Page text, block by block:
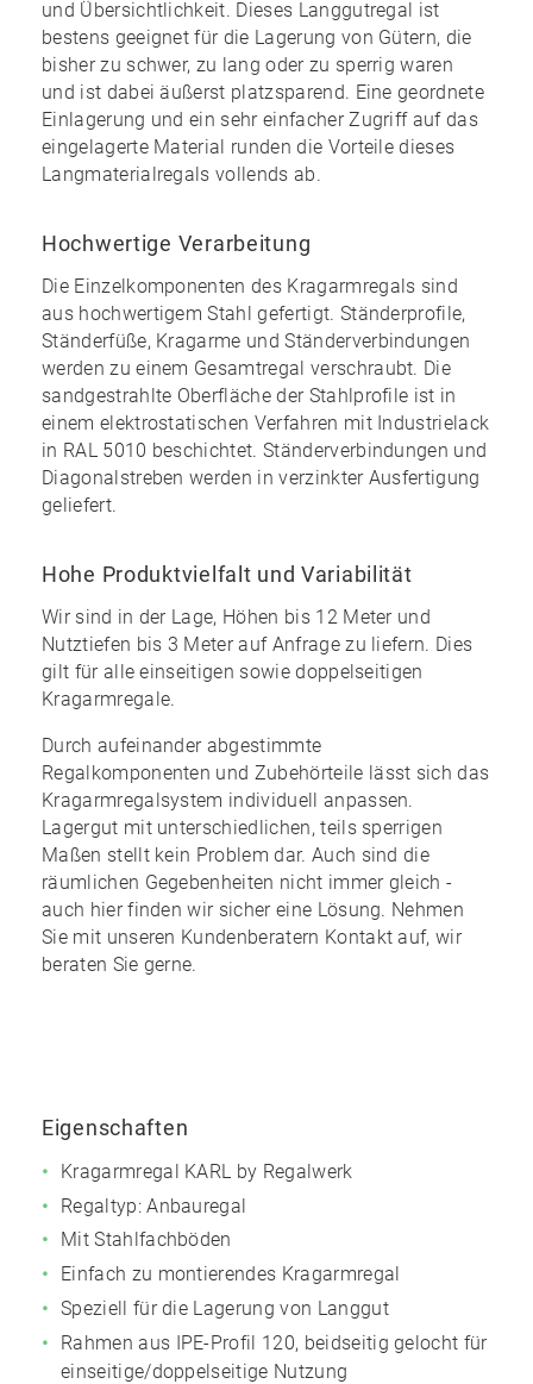
und Übersichtlichkeit. Dieses Langgutregal ist
bestens geeignet für die Lagerung von Gütern, die
bisher zu schwer, zu lang oder zu sperrig waren
und ist dabeiäußerst platzsparend. Eine geordnete
Einlagerung und ein sehr einfacher Zugriffauf das
eingelagerte Material runden die Vorteile dieses
Langmaterialregals vollends ab.
Hochwertige Verarbeitung
Die Einzelkomponenten des Kragarmregals sind
aus hochwertigem Stahl gefertigt. Ständerprofile,
Ständerfüße, Kragarme und Ständerverbindungen
werden zu einem Gesamtregal verschraubt. Die
sandgestrahlte Oberfläche der Stahlprofile ist in
einem elektrostatischen Verfahren mit Industrielack
in RAL 5010 beschichtet. Ständerverbindungen und
Diagonalstreben werden inverzinkter Ausfertigung
geliefert.
Hohe Produktvielfalt und Variabilität
Wir sind in der Lage, Höhen bis 12 Meter und
Nutztiefen bis 3 Meter auf Anfrage zu liefern. Dies
gilt für alle einseitigen sowie doppelseitigen
Kragarmregale.
Durch aufeinander abgestimmte
Regalkomponenten und Zubehörteile lässt sich das
Kragarmregalsystem individuell anpassen.
Lagergut mit unterschiedlichen, teils sperrigen
Maßen stellt kein Problem dar. Auch sind die
räumlichen Gegebenheiten nicht immer gleich -
auch hier finden wir sicher eine Lösung. Nehmen
Sie mit unseren Kundenberatern Kontakt auf, wir
beraten Sie gerne.
Eigenschaften
Kragarmregal KARL by Regalwerk
Regaltyp: Anbauregal
Mit Stahlfachböden
Einfach zu montierendes Kragarmregal
Speziell für die Lagerung von Langgut
Rahmen aus IPE-Profil 120, beidseitig gelocht für
einseitige/doppelseitige Nutzung